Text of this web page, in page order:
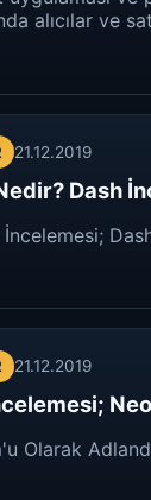
alıcılar ve
21.12.2019
Dash
İncelemesi;
21.12.2019
Olarak